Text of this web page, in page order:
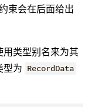
束会在后面给出
用类型别名来为其
型为 RecordData